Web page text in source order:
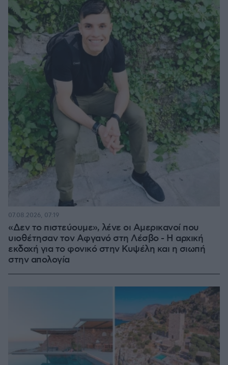
«Δεν το πιστεύουμε», λένε οι Αμερικανοί που
υιοθέτησαν τον Αφγανό στη Λέσβο - Η αρχική
εκδοχή για το φονικό στην Κυψέλη και η σιωπή
στην απολογία
07.08.2026, 07:19